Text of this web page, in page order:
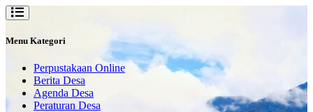
Menu Kategori
Perpustakaan Online
Berita Desa
Agenda Desa
Peraturan Desa